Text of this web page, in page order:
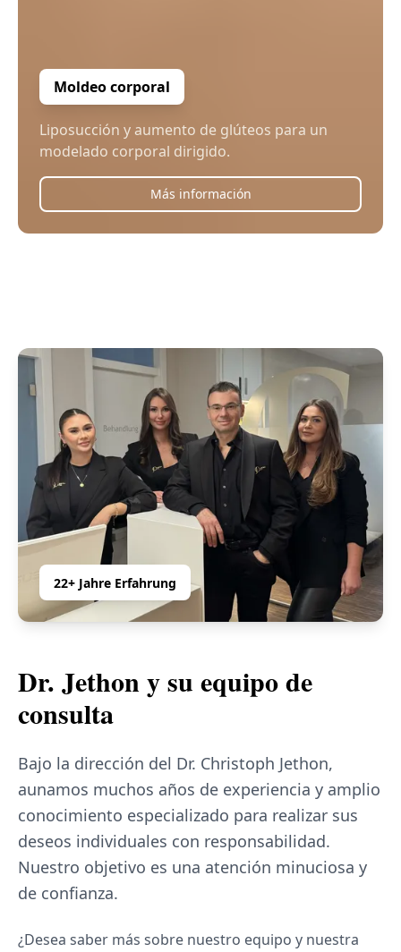
Moldeo corporal
Liposucción y aumento de glúteos para un
modelado corporal dirigido.
Más información
22+ Jahre Erfahrung
Dr. Jethon y su equipo de
consulta
Bajo la dirección del Dr. Christoph Jethon,
aunamos muchos años de experiencia y amplio
conocimiento especializado para realizar sus
deseos individuales con responsabilidad.
Nuestro objetivo es una atención minuciosa y
de confianza.
¿Desea saber más sobre nuestro equipo y nuestra